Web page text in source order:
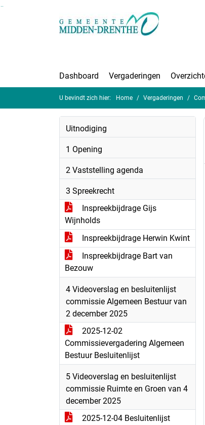
Dashboard Vergaderingen
U bevindt zich hier: Home Vergaderingen
Uitnodiging
1 Opening
2 Vaststelling agenda
3 Spreekrecht
Inspreekbijdrage Gijs
Wijnholds
Inspreekbijdrage Herwin Kwint
Inspreekbijdrage Bart van
Bezouw
4 Videoverslag en besluitenlijst
commissie Algemeen Bestuur van
2 december 2025
2025-12-02
Commissievergadering Algemeen
Bestuur Besluitenlijst
5 Videoverslag en besluitenlijst
commissie Ruimte en Groen van 4
december 2025
2025-12-04 Besluitenlijst